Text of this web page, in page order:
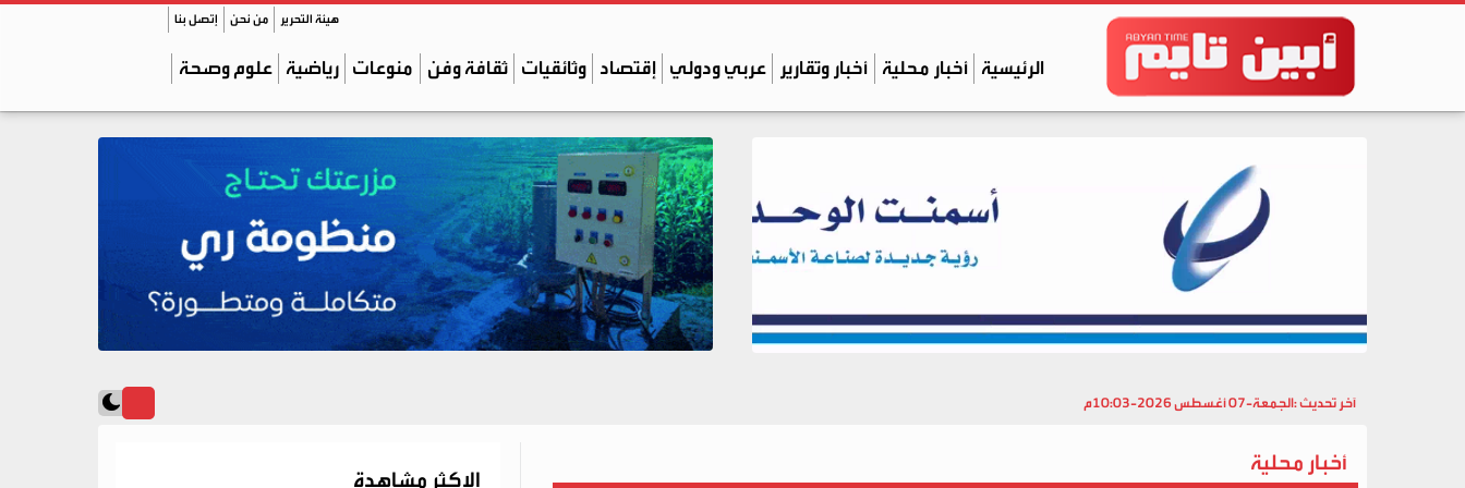
هيئة التحرير من نحن إتصل بنا
الرئيسية أخبار محلية أخبار وتقارير عربي ودولي إقتصاد وثائقيات ثقافة وفن منوعات رياضية علوم وصحة
آخر تحديث :الجمعة-07 أغسطس 2026-10:03م
أخبار محلية
الاكثر مشاهدة